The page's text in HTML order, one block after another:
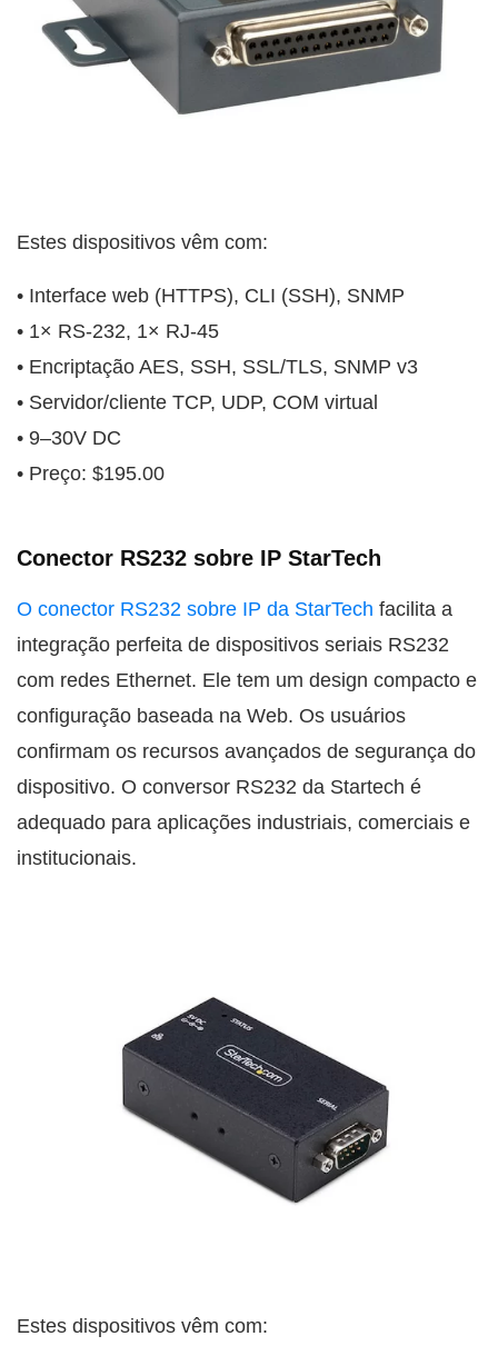
Estes dispositivos vêm com:
• Interface web (HTTPS), CLI (SSH), SNMP
• 1× RS-232, 1× RJ-45
• Encriptação AES, SSH, SSL/TLS, SNMP v3
• Servidor/cliente TCP, UDP, COM virtual
• 9–30V DC
• Preço: $195.00
Conector RS232 sobre IP StarTech
O conector RS232 sobre IP da StarTech facilita a
integração perfeita de dispositivos seriais RS232
com redes Ethernet. Ele tem um design compacto e
configuração baseada na Web. Os usuários
confirmam os recursos avançados de segurança do
dispositivo. O conversor RS232 da Startech é
adequado para aplicações industriais, comerciais e
institucionais.
Estes dispositivos vêm com: